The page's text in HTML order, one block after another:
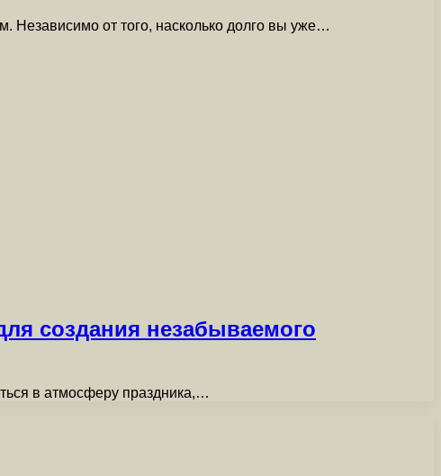
Независимо от того, насколько долго вы уже…
создания незабываемого
в атмосферу праздника,…